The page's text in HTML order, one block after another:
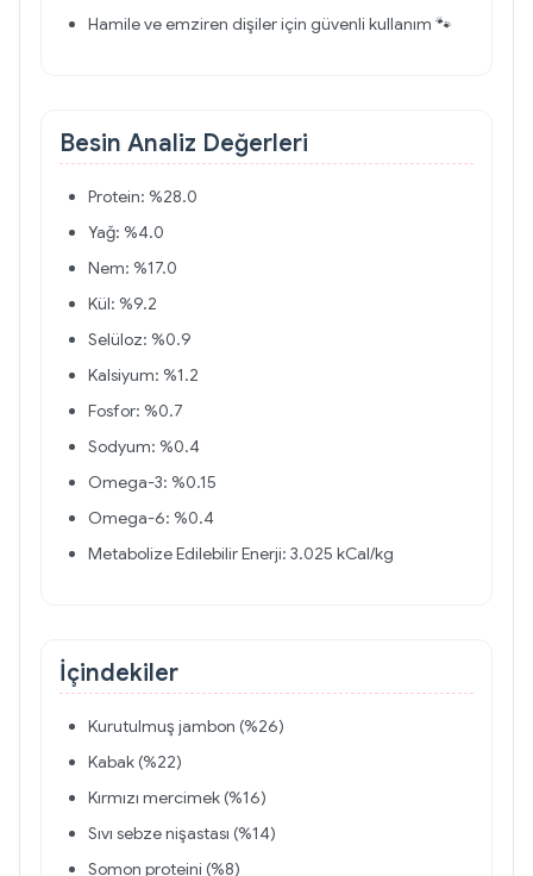
Hamile ve emziren dişiler için güvenli kullanım 🐾
Besin Analiz Değerleri
Protein: %28.0
Yağ: %4.0
Nem: %17.0
Kül: %9.2
Selüloz: %0.9
Kalsiyum: %1.2
Fosfor: %0.7
Sodyum: %0.4
Omega-3: %0.15
Omega-6: %0.4
Metabolize Edilebilir Enerji: 3.025 kCal/kg
İçindekiler
Kurutulmuş jambon (%26)
Kabak (%22)
Kırmızı mercimek (%16)
Sıvı sebze nişastası (%14)
Somon proteini (%8)